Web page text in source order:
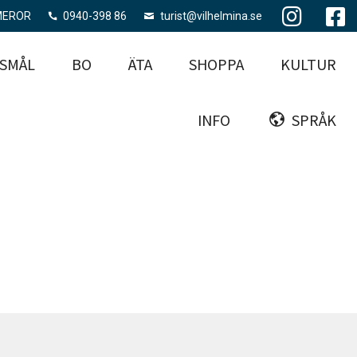
0940-398 86 turist@vilhelmina.se
BO ÄTA SHOPPA KULTUR
INFO SPRÅK